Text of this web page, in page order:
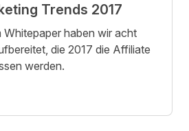
Trends 2017
Whitepaper haben wir acht
die 2017 die Affiliate
werden.